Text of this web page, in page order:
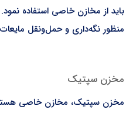
باید از مخازن خاصی استفاده
منظور نگه‌داری و حمل‌ونقل
مخزن سپتیک
مخزن سپتیک، مخازن خاصی